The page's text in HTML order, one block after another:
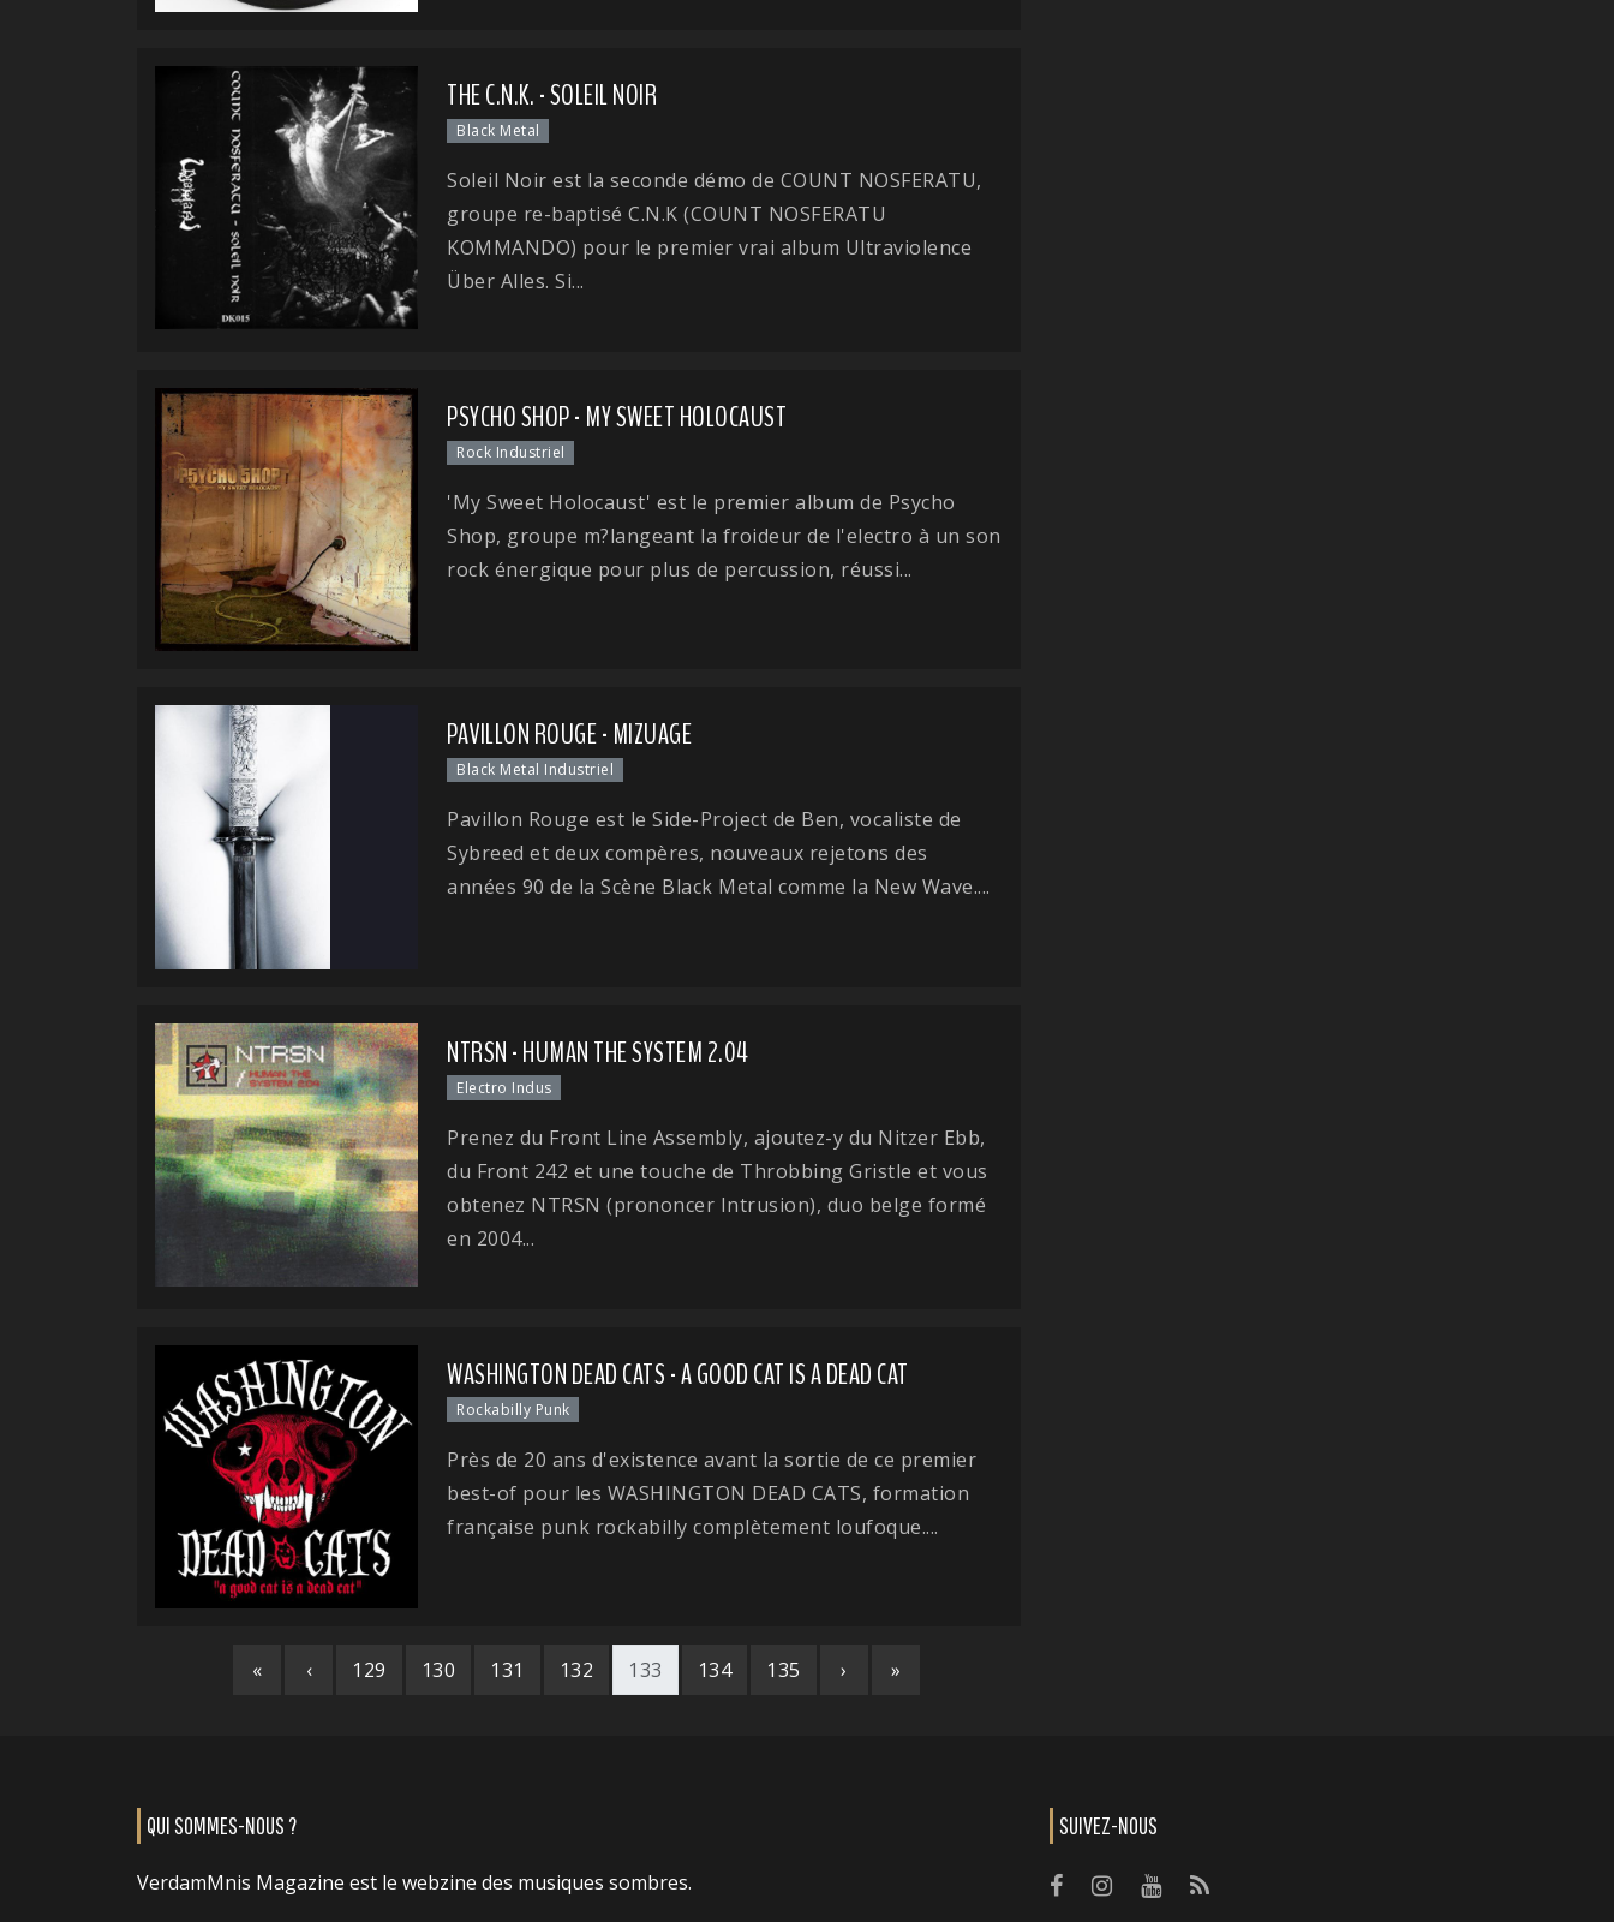
THE C.N.K. - SOLEIL NOIR
Black Metal
Soleil Noir est la seconde démo de COUNT NOSFERATU,
groupe re-baptisé C.N.K (COUNT NOSFERATU
KOMMANDO) pour le premier vrai album Ultraviolence
Über Alles. Si...
PSYCHO SHOP - MY SWEET HOLOCAUST
Rock Industriel
'My Sweet Holocaust' est le premier album de Psycho
Shop, groupe m?langeant la froideur de l'electro à un son
rock énergique pour plus de percussion, réussi...
PAVILLON ROUGE - MIZUAGE
Black Metal Industriel
Pavillon Rouge est le Side-Project de Ben, vocaliste de
Sybreed et deux compères, nouveaux rejetons des
années 90 de la Scène Black Metal comme la New Wave....
NTRSN - HUMAN THE SYSTEM 2.04
Electro Indus
Prenez du Front Line Assembly, ajoutez-y du Nitzer Ebb,
du Front 242 et une touche de Throbbing Gristle et vous
obtenez NTRSN (prononcer Intrusion), duo belge formé
en 2004...
WASHINGTON DEAD CATS - A GOOD CAT IS A DEAD CAT
Rockabilly Punk
Près de 20 ans d'existence avant la sortie de ce premier
best-of pour les WASHINGTON DEAD CATS, formation
française punk rockabilly complètement loufoque....
« ‹ 129 130 131 132 133 134 135 › »
QUI SOMMES-NOUS ?
VerdamMnis Magazine est le webzine des musiques sombres.
SUIVEZ-NOUS